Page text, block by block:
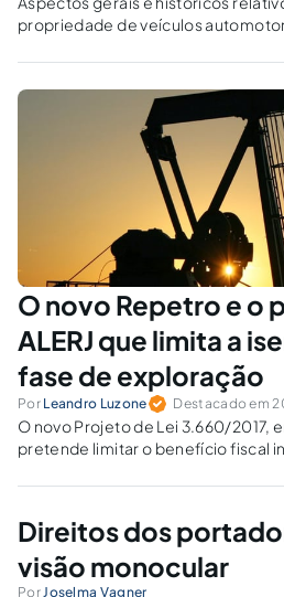
propriedade de veículos
isenção, no âmbito do Distrito
portadoras de necessidades
O novo Repetro e o
ALERJ que limita a
fase de exploração
Por Leandro Luzone Destacado em
O novo Projeto de Lei 3.660/2017,
pretende limitar o benefício fiscal
fim de que apenas a fase de
Direitos dos
visão monocular
Por Joselma Vagner